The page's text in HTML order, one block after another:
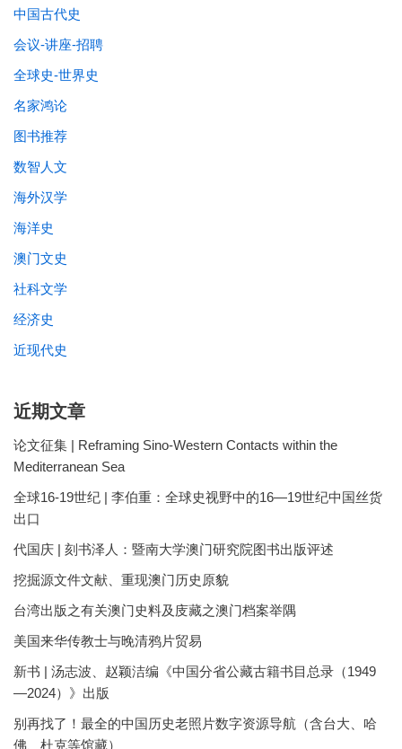
中国古代史
会议-讲座-招聘
全球史-世界史
名家鸿论
图书推荐
数智人文
海外汉学
海洋史
澳门文史
社科文学
经济史
近现代史
近期文章
论文征集 | Reframing Sino-Western Contacts within the
Mediterranean Sea
全球16-19世纪 | 李伯重：全球史视野中的16—19世纪中国丝货
出口
代国庆 | 刻书泽人：暨南大学澳门研究院图书出版评述
挖掘源文件文献、重现澳门历史原貌
台湾出版之有关澳门史料及庋藏之澳门档案举隅
美国来华传教士与晚清鸦片贸易
新书 | 汤志波、赵颖洁编《中国分省公藏古籍书目总录（1949
—2024）》出版
别再找了！最全的中国历史老照片数字资源导航（含台大、哈
佛、杜克等馆藏）